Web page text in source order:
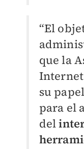
“El
que la
Internet
su
para el
del